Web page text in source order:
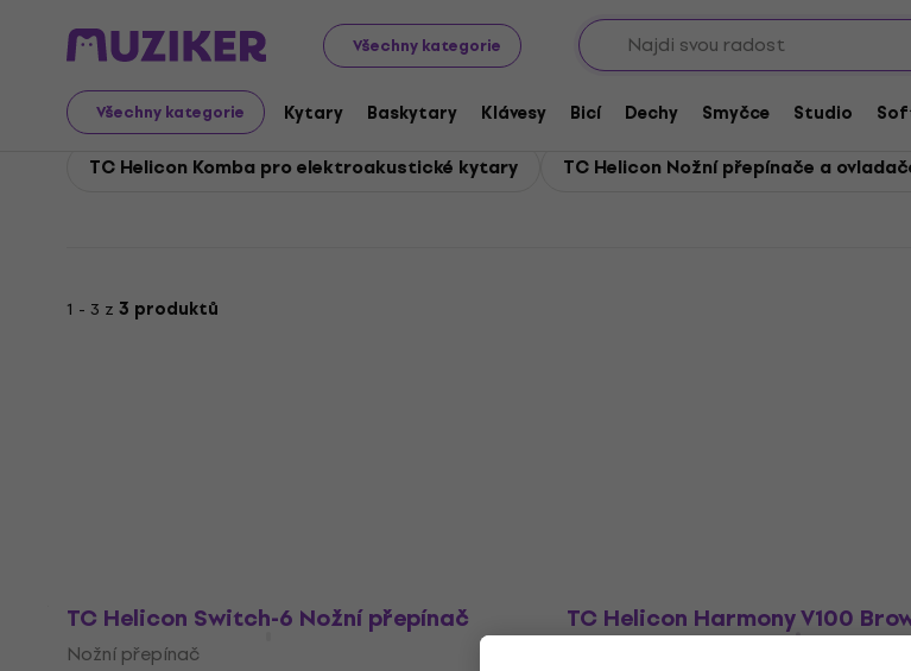
Všechny kategorie
Všechny kategorie Kytary Baskytary Klávesy Bicí Dechy Smyčce Studio
TC Helicon Kytary TC Helicon Kytarová komba
TC Helicon Kytarová komba
TC Helicon Komba pro elektroakustické kytary TC Helicon Nožní přepínače a
1 - 3 z 3 produktů
TC Helicon Switch-6 Nožní přepínač
Nožní přepínač
TC Helicon Harmony V100
pro elektroakustické nástroje